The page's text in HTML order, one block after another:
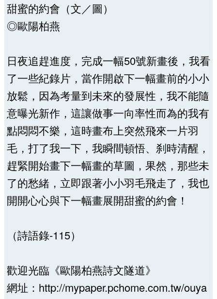
甜蜜的約會（文／圖）
◎歐陽柏燕
日夜追趕進度，完成一幅50號新畫後，我看
了一些紀錄片，當作開啟下一幅畫前的小小
放鬆，因為考量到未來的發展性，我不能隨
意曝光新作，這讓做事一向率性而為的我有
點悶悶不樂，這時畫布上突然飛來一片羽
毛，打了我一下，我瞬間頓悟、刹時清醒，
趕緊開始畫下一幅畫的草圖，果然，那些未
了的愁緒，立即跟著小小羽毛飛走了，我也
開開心心與下一幅畫展開甜蜜的約會！
（詩語錄-115）
歡迎光臨《歐陽柏燕詩文隧道》
網址：http://mypaper.pchome.com.tw/ouya